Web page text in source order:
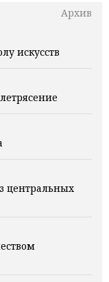
Архив
искусств
центральных